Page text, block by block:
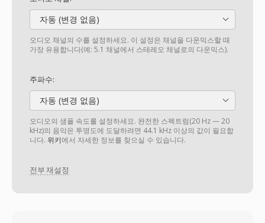
자동 (변경 없음)
오디오 채널의 수를 설정하세요. 이 설정은 채널을 다운믹스할 때
가장 유용합니다(예: 5.1 채널에서 스테레오 채널로의 다운믹스).
주파수:
자동 (변경 없음)
오디오의 샘플 속도를 설정하세요. 완전한 스펙트럼(20 Hz — 20
kHz)의 음악은 투명도에 도달하려면 44.1 kHz 이상의 값이 필요합
니다. 위키에서 자세한 정보를 찾으실 수 있습니다.
전부 재설정